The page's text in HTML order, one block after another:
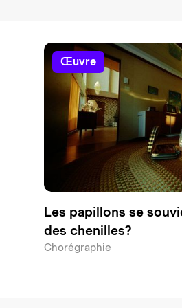
œuvre
Les papillons se
des chenilles?
Chorégraphie